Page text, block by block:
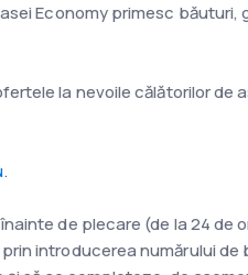
Economy primesc băuturi,
la nevoile călătorilor
.
de plecare (de la 24
introducerea numărului de